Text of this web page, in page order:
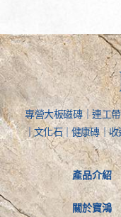
專營大板磁磚｜連工
｜文化石｜健康磚｜
產品介紹
關於寶鴻